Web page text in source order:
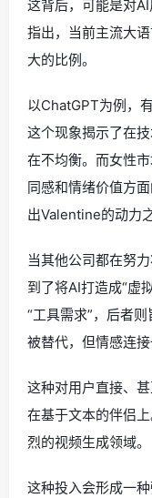
这背后，可能是对
指出，当前主流大
大的比例。
以ChatGPT为例，
这个现象揭示了在
在不均衡。而女性
同感和情绪价值方
出Valentine的动力之
当其他公司都在努
到了将AI打造成“虚
“工具需求”，后者
被替代，但情感连
这种对用户直接、
在基于文本的伴侣
烈的视频生成领域。
这种投入会形成一